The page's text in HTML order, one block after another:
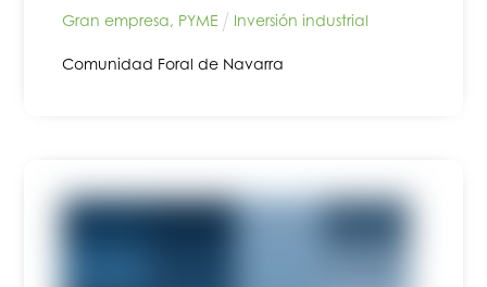
Gran empresa, PYME Inversión industrial
Comunidad Foral de Navarra